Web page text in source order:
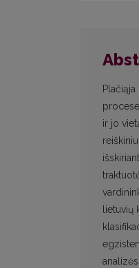
ir jo
lietuvių